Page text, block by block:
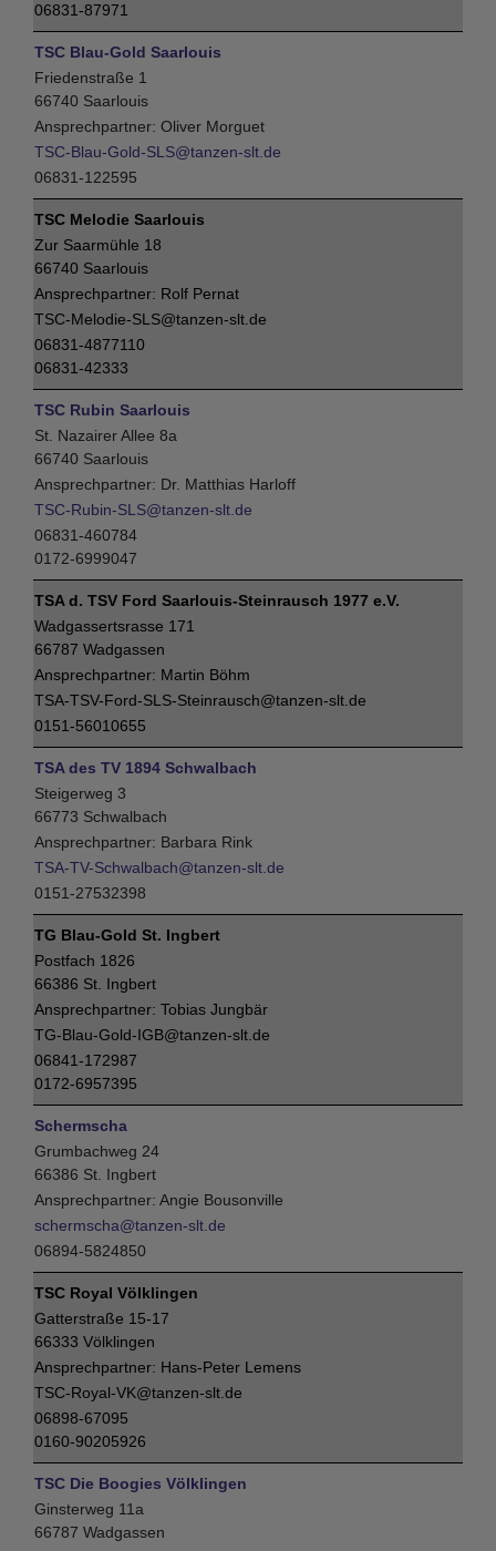
06831-87971
TSC Blau-Gold Saarlouis
Friedenstraße 1
66740 Saarlouis
Oliver Morguet
TSC-Blau-Gold-SLS@tanzen-slt.de
06831-122595
TSC Melodie Saarlouis
Zur Saarmühle 18
66740 Saarlouis
Rolf Pernat
TSC-Melodie-SLS@tanzen-slt.de
06831-4877110
06831-42333
TSC Rubin Saarlouis
St. Nazairer Allee 8a
66740 Saarlouis
Dr. Matthias Harloff
TSC-Rubin-SLS@tanzen-slt.de
06831-460784
0172-6999047
TSA d. TSV Ford Saarlouis-Steinrausch 1977 e.V.
Wadgassertsrasse 171
66787 Wadgassen
Martin Böhm
TSA-TSV-Ford-SLS-Steinrausch@tanzen-slt.de
0151-56010655
TSA des TV 1894 Schwalbach
Steigerweg 3
66773 Schwalbach
Barbara Rink
TSA-TV-Schwalbach@tanzen-slt.de
0151-27532398
TG Blau-Gold St. Ingbert
Postfach 1826
66386 St. Ingbert
Tobias Jungbär
TG-Blau-Gold-IGB@tanzen-slt.de
06841-172987
0172-6957395
Schermscha
Grumbachweg 24
66386 St. Ingbert
Angie Bousonville
schermscha@tanzen-slt.de
06894-5824850
TSC Royal Völklingen
Gatterstraße 15-17
66333 Völklingen
Hans-Peter Lemens
TSC-Royal-VK@tanzen-slt.de
06898-67095
0160-90205926
TSC Die Boogies Völklingen
Ginsterweg 11a
66787 Wadgassen